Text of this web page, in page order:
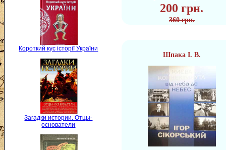
Короткий кус історії України
Загадки истории. Отцы-
основатели
200 грн.
360 грн.
Шпака І. В.